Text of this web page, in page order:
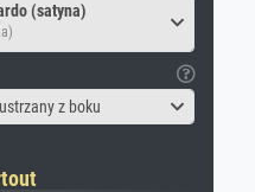
(satyna)
z boku